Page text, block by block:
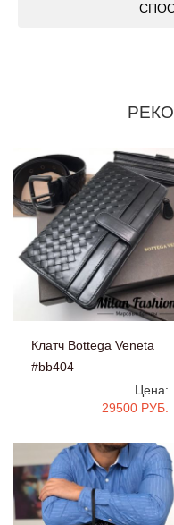
Клатч Bottega Veneta
#bb404
Цена:
29500 РУБ.